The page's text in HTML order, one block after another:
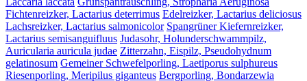
Fichtenreizker, Lactarius deterrimus Edelreizker, Lactarius deliciosus
Lachsreizker, Lactarius salmonicolor Spangrüner Kiefernreizker,
Lactarius semisanguifluus Judasohr, Holunderschwammpilz,
Auricularia auricula judae Zitterzahn, Eispilz, Pseudohydnum
gelatinosum Gemeiner Schwefelporling, Laetiporus sulphureus
Riesenporling, Meripilus giganteus Bergporling, Bondarzewia